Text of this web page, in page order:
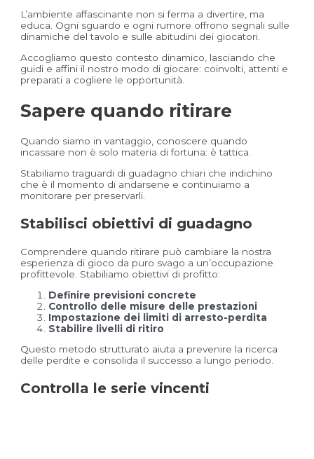
L’ambiente affascinante non si ferma a divertire, ma
educa. Ogni sguardo e ogni rumore offrono segnali sulle
dinamiche del tavolo e sulle abitudini dei giocatori.
Accogliamo questo contesto dinamico, lasciando che
guidi e affini il nostro modo di giocare: coinvolti, attenti e
preparati a cogliere le opportunità.
Sapere quando ritirare
Quando siamo in vantaggio, conoscere quando
incassare non è solo materia di fortuna: è tattica.
Stabiliamo traguardi di guadagno chiari che indichino
che è il momento di andarsene e continuiamo a
monitorare per preservarli.
Stabilisci obiettivi di guadagno
Comprendere quando ritirare può cambiare la nostra
esperienza di gioco da puro svago a un’occupazione
profittevole. Stabiliamo obiettivi di profitto:
Definire previsioni concrete
Controllo delle misure delle prestazioni
Impostazione dei limiti di arresto-perdita
Stabilire livelli di ritiro
Questo metodo strutturato aiuta a prevenire la ricerca
delle perdite e consolida il successo a lungo periodo.
Controlla le serie vincenti